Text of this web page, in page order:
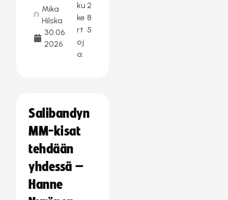
Mika
Hilska
30.06.
2026
ku
ke
rt
oj
a:
2
8
5
Salibandyn
MM-kisat
tehdään
yhdessä –
Hanne